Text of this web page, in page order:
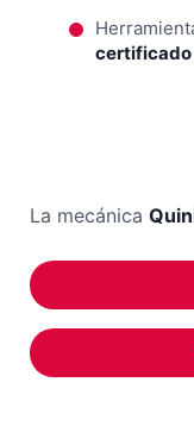
certificado
La mecánica